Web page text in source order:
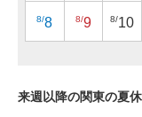
8/8 8/9 8/10
来週以降の関東の夏